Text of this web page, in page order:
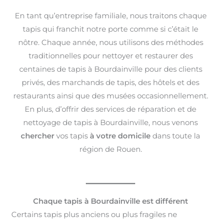
En tant qu’entreprise familiale, nous traitons chaque
tapis qui franchit notre porte comme si c’était le
nôtre. Chaque année, nous utilisons des méthodes
traditionnelles pour nettoyer et restaurer des
centaines de tapis à Bourdainville pour des clients
privés, des marchands de tapis, des hôtels et des
restaurants ainsi que des musées occasionnellement.
En plus, d’offrir des services de réparation et de
nettoyage de tapis à Bourdainville, nous venons
chercher vos tapis à votre domicile dans toute la
région de Rouen.
Chaque tapis à Bourdainville est différent
Certains tapis plus anciens ou plus fragiles ne